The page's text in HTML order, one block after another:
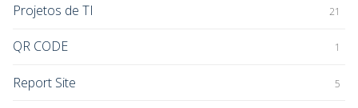
Projetos de TI 21
QR CODE 1
Report Site 5